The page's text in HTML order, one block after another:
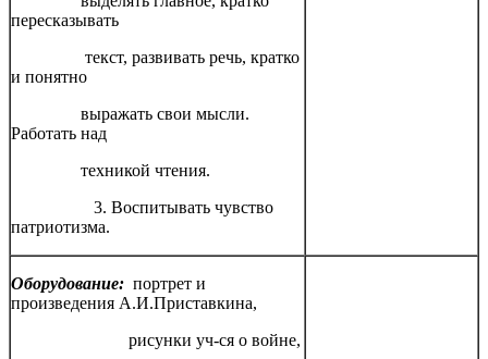
пересказывать
текст, развивать речь, кратко
и понятно
выражать свои мысли.
Работать над
техникой чтения.
3. Воспитывать чувство
патриотизма.
Оборудование: портрет и
произведения А.И.Приставкина,
рисунки уч-ся о войне,